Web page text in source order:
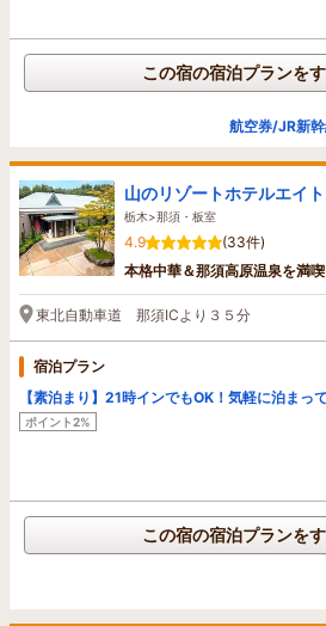
この宿の宿泊プランを
航空券/JR新
山のリゾートホテルエイト
栃木>那須・板室
4.9
(33件)
本格中華＆那須高原温泉を満
東北自動車道 那須ICより３５分
宿泊プラン
【素泊まり】21時インでもOK！気軽に泊まっ
ポイント2%
この宿の宿泊プランを